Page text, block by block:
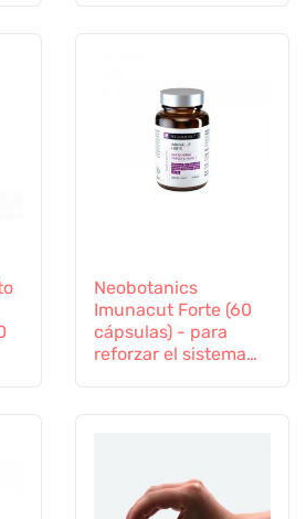
Neobotanics
Imunacut Forte (60
cápsulas) - para
reforzar el sistema